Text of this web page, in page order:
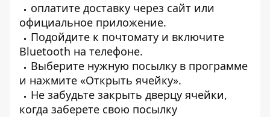
оплатите доставку через сайт или
официальное приложение.
Подойдите к почтомату и включите
Bluetooth на телефоне.
Выберите нужную посылку в программе
и нажмите «Открыть ячейку».
Не забудьте закрыть дверцу ячейки,
когда заберете свою посылку